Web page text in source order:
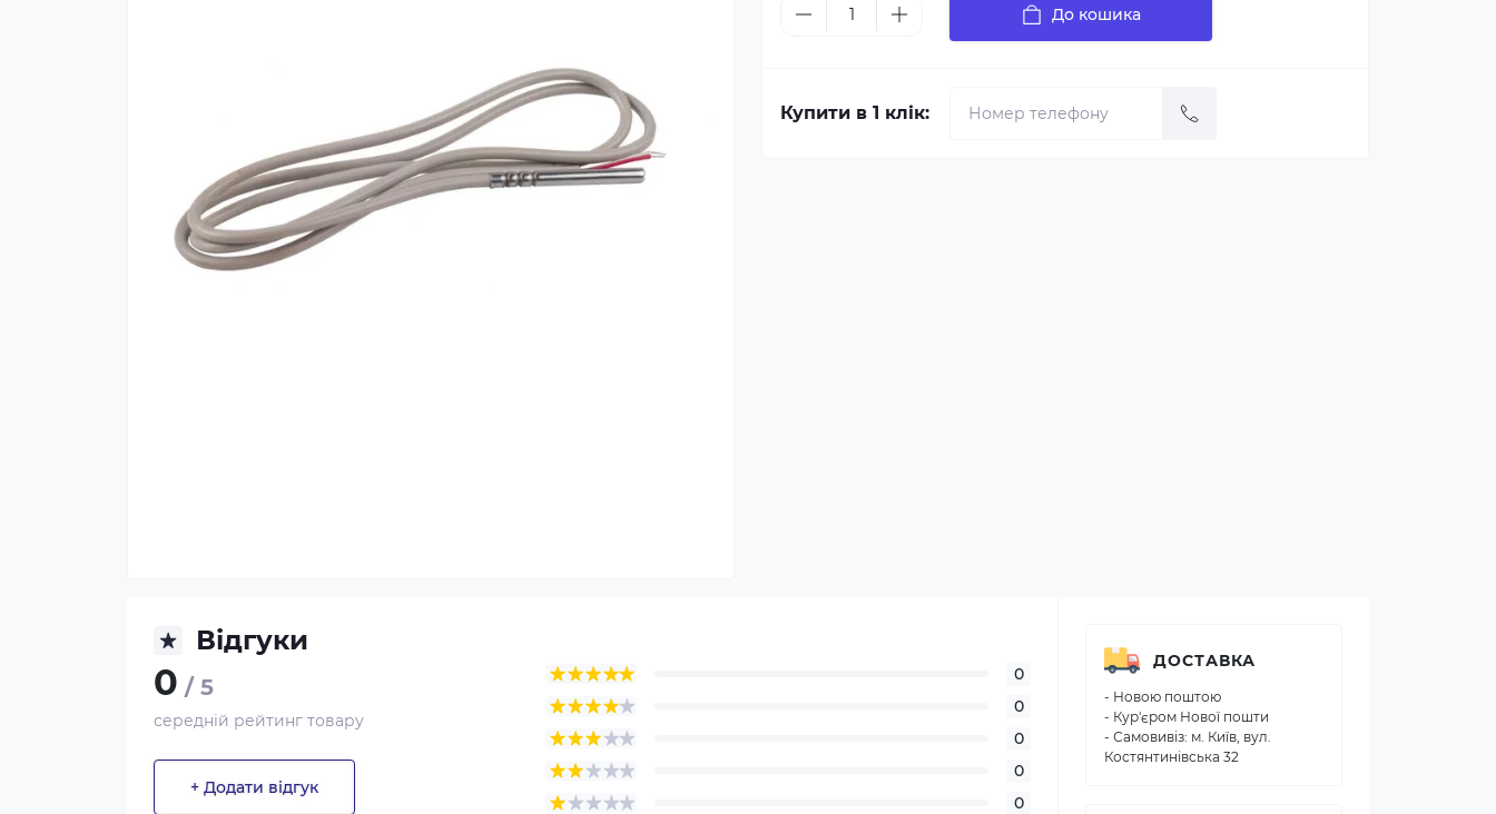
До кошика
Купити в 1 клік:
Відгуки
0 / 5
середній рейтинг товару
+ Додати відгук
0
0
0
0
0
ДОСТАВКА
- Новою поштою
- Кур'єром Нової пошти
- Самовивіз: м. Київ, вул.
Костянтинівська 32